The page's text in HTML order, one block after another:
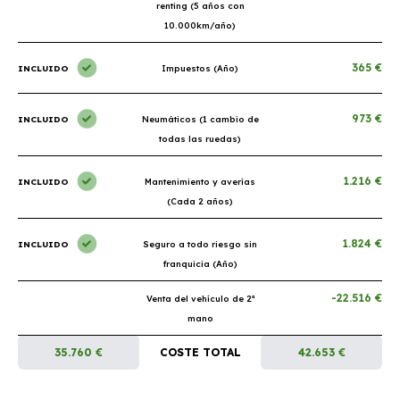
renting (5 años con
10.000km/año)
INCLUIDO Impuestos (Año) 365 €
INCLUIDO
Neumáticos (1 cambio de
todas las ruedas)
973 €
INCLUIDO
Mantenimiento y averías
(Cada 2 años)
1.216 €
INCLUIDO
Seguro a todo riesgo sin
franquicia (Año)
1.824 €
Venta del vehículo de 2ª
mano
-22.516 €
35.760 € COSTE TOTAL 42.653 €